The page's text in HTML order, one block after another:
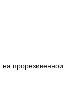
на прорезиненной